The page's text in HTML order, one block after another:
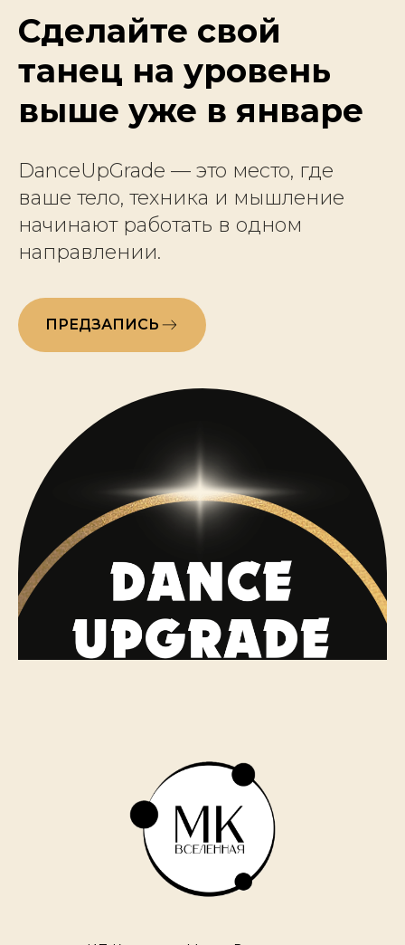
Сделайте свой
танец на уровень
выше уже в январе
DanceUpGrade — это место, где
ваше тело, техника и мышление
начинают работать в одном
направлении.
ПРЕДЗАПИСЬ